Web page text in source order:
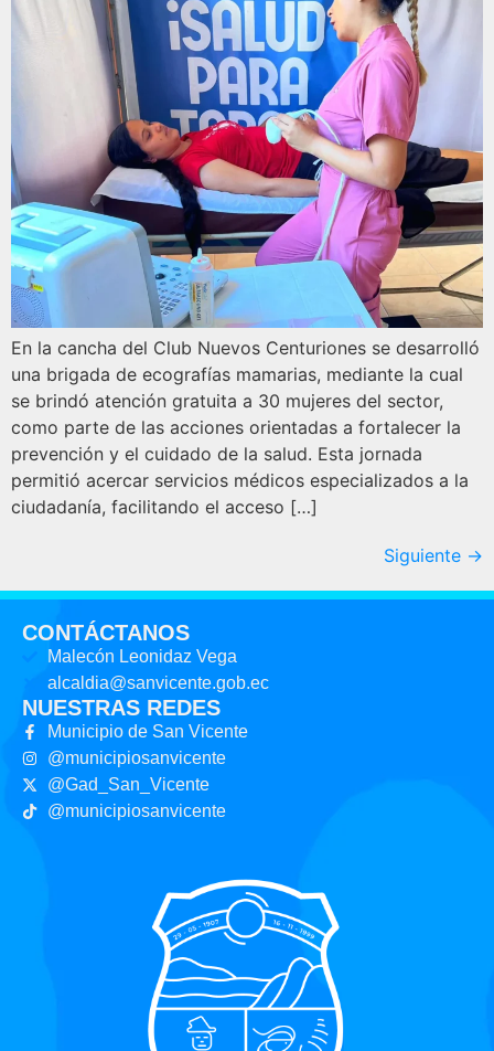
En la cancha del Club Nuevos Centuriones se desarrolló
una brigada de ecografías mamarias, mediante la cual
se brindó atención gratuita a 30 mujeres del sector,
como parte de las acciones orientadas a fortalecer la
prevención y el cuidado de la salud. Esta jornada
permitió acercar servicios médicos especializados a la
ciudadanía, facilitando el acceso […]
Siguiente →
CONTÁCTANOS
Malecón Leonidaz Vega
alcaldia@sanvicente.gob.ec
NUESTRAS REDES
Municipio de San Vicente
@municipiosanvicente
@Gad_San_Vicente
@municipiosanvicente